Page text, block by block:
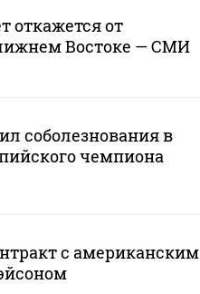
откажется от
Востоке — СМИ
соболезнования в
чемпиона
с американским